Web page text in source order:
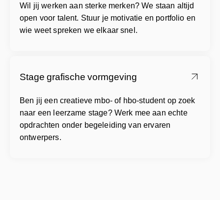
Wil jij werken aan sterke merken? We staan altijd
open voor talent. Stuur je motivatie en portfolio en
wie weet spreken we elkaar snel.
Stage grafische vormgeving
Ben jij een creatieve mbo- of hbo-student op zoek
naar een leerzame stage? Werk mee aan echte
opdrachten onder begeleiding van ervaren
ontwerpers.